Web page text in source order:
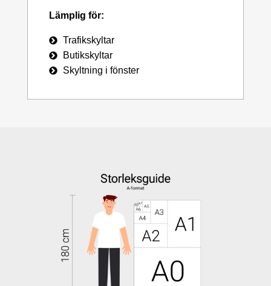
Lämplig för:
Trafikskyltar
Butikskyltar
Skyltning i fönster